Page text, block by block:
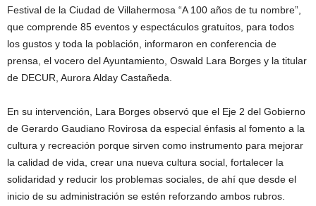
Festival de la Ciudad de Villahermosa “A 100 años de tu nombre”,
que comprende 85 eventos y espectáculos gratuitos, para todos
los gustos y toda la población, informaron en conferencia de
prensa, el vocero del Ayuntamiento, Oswald Lara Borges y la titular
de DECUR, Aurora Alday Castañeda.
En su intervención, Lara Borges observó que el Eje 2 del Gobierno
de Gerardo Gaudiano Rovirosa da especial énfasis al fomento a la
cultura y recreación porque sirven como instrumento para mejorar
la calidad de vida, crear una nueva cultura social, fortalecer la
solidaridad y reducir los problemas sociales, de ahí que desde el
inicio de su administración se estén reforzando ambos rubros.